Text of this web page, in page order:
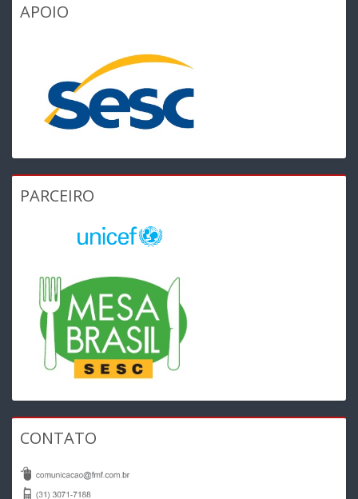
APOIO
PARCEIRO
CONTATO